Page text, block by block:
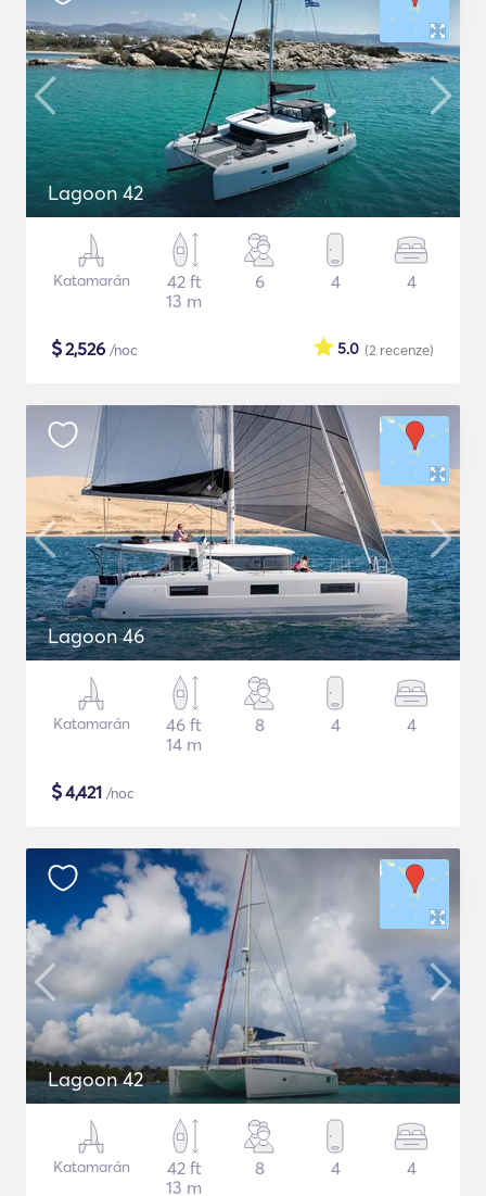
Lagoon 42
Katamarán
42 ft
13 m
6 4 4
$2,526 /noc (2 recenze)
5.0
Lagoon 46
Katamarán
46 ft
14 m
8 4 4
$4,421 /noc
Lagoon 42
Katamarán
42 ft
13 m
8 4 4